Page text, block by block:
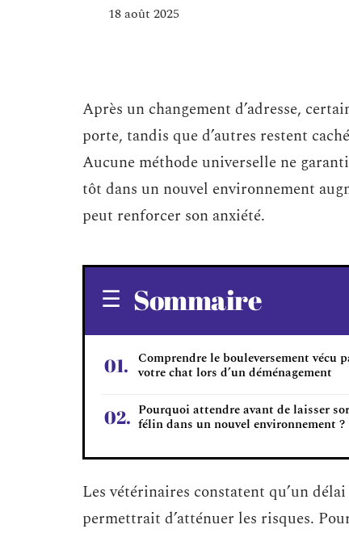
18 août 2025
Après un changement d’adresse,
porte, tandis que d’autres restent
Aucune méthode universelle ne
tôt dans un nouvel environnement
peut renforcer son anxiété.
Sommaire
Comprendre le bouleversement vécu
votre chat lors d’un déménagement
Pourquoi attendre avant de laisser
félin dans un nouvel environnement ?
Les vétérinaires constatent qu’un
permettrait d’atténuer les risques.